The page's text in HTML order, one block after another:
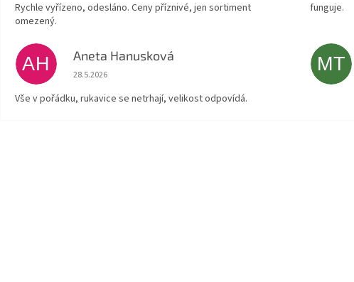
Rychle vyřízeno, odesláno. Ceny příznivé, jen sortiment
omezený.
funguje.
AH Aneta Hanusková
Hodnocení obchodu je 5 z 5 hvězdiček.
28.5.2026
Vše v pořádku, rukavice se netrhají, velikost odpovídá.
MT